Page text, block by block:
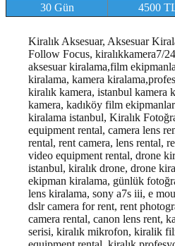
30 Gün
4500
Kiralık Aksesuar, Aksesuar
Follow Focus, kiralıkkamera7/
aksesuar kiralama,film
kiralama, kamera
kiralık kamera, istanbul kamera
kamera, kadıköy film
kiralama istanbul, Kiralık
equipment rental, camera lens
rental, rent camera, lens rental,
video equipment rental, drone
istanbul, kiralık drone, drone
ekipman kiralama, günlük
lens kiralama, sony a7s iii, e
dslr camera for rent, rent
camera rental, canon lens rent,
serisi, kiralık mikrofon, kiralik